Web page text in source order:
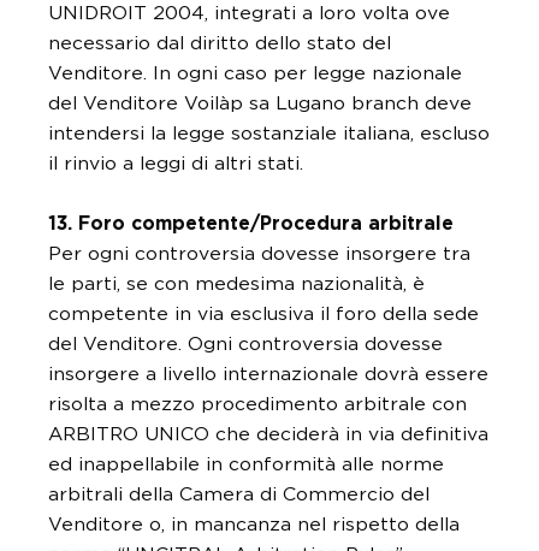
UNIDROIT 2004, integrati a loro volta ove
necessario dal diritto dello stato del
Venditore. In ogni caso per legge nazionale
del Venditore Voilàp sa Lugano branch deve
intendersi la legge sostanziale italiana, escluso
il rinvio a leggi di altri stati.
13. Foro competente/Procedura arbitrale
Per ogni controversia dovesse insorgere tra
le parti, se con medesima nazionalità, è
competente in via esclusiva il foro della sede
del Venditore. Ogni controversia dovesse
insorgere a livello internazionale dovrà essere
risolta a mezzo procedimento arbitrale con
ARBITRO UNICO che deciderà in via definitiva
ed inappellabile in conformità alle norme
arbitrali della Camera di Commercio del
Venditore o, in mancanza nel rispetto della